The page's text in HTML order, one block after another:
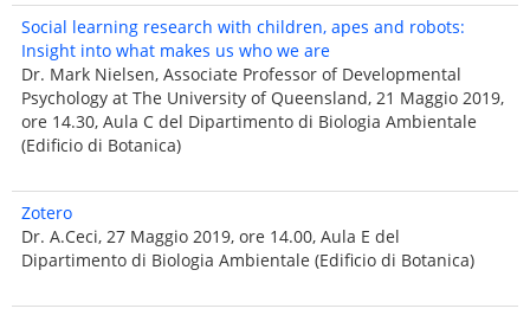
Social learning research with children, apes and robots:
Insight into what makes us who we are
Dr. Mark Nielsen, Associate Professor of Developmental
Psychology at The University of Queensland, 21 Maggio 2019,
ore 14.30, Aula C del Dipartimento di Biologia Ambientale
(Edificio di Botanica)
Zotero
Dr. A.Ceci, 27 Maggio 2019, ore 14.00, Aula E del
Dipartimento di Biologia Ambientale (Edificio di Botanica)